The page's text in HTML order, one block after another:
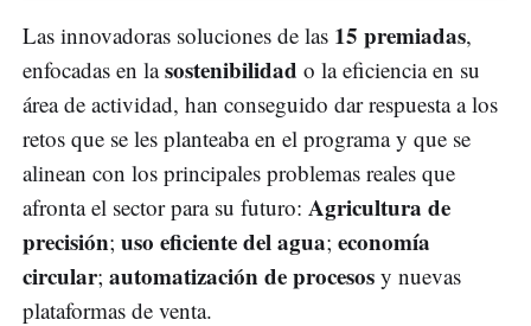
Las innovadoras soluciones de las 15 premiadas,
enfocadas en lasostenibilidad o la eficiencia en su
área de actividad, han conseguido dar respuesta a los
retos que se les planteaba en el programa y que se
alinean con los principales problemas reales que
afronta el sector para su futuro: Agricultura de
precisión; uso eficiente del agua; economía
circular; automatización de procesos y nuevas
plataformas de venta.